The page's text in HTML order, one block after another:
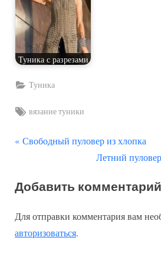
Туника с разрезами
Туника
Tags:
вязание туники
Навигация
записям
П
д
д
у
Свободный пуловер из хлопка
С
е
у
Летний
Добавить комментарий
Для отправки комментария вам
авторизоваться.